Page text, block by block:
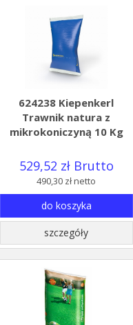
624238 Kiepenkerl
Trawnik natura z
mikrokoniczyną 10 Kg
529,52 zł Brutto
490,30 zł netto
do koszyka
szczegóły